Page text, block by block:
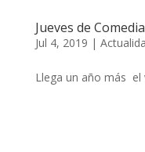
Jueves de
Jul 4, 2019 |
Llega un año más el